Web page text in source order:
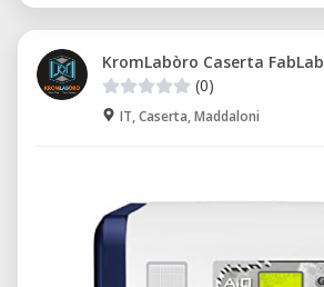
KromLabòro Caserta FabLab
(0)
IT, Caserta, Maddaloni